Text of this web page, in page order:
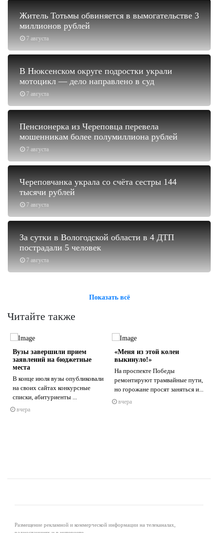
7 августа
Житель Тотьмы обвиняется в вымогательстве 3
миллионов рублей
7 августа
В Нюксенском округе подростки украли
мотоцикл — дело направлено в суд
7 августа
Пенсионерка из Череповца перевела
мошенникам более полумиллиона рублей
7 августа
Череповчанка украла со счёта сестры 144
тысячи рублей
7 августа
За сутки в Вологодской области в 4 ДТП
пострадали 5 человек
Показать всё
Читайте также
Вузы завершили прием
заявлений на бюджетные
места
В конце июля вузы опубликовали
на своих сайтах конкурсные
списки, абитуриенты ...
вчера
«Меня из этой колеи
выкинуло!»
На проспекте Победы
ремонтируют трамвайные пути,
но горожане просят заняться и...
вчера
Размещение рекламной и коммерческой информации на телеканалах,